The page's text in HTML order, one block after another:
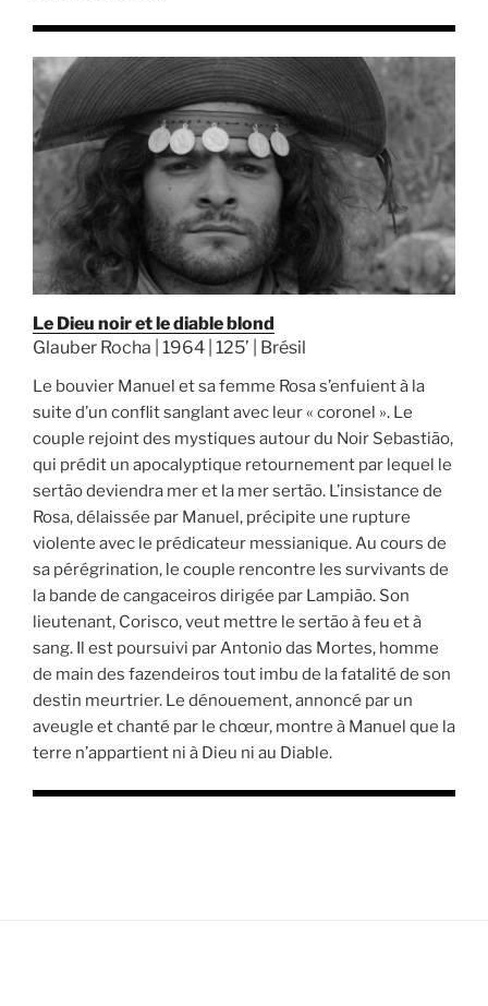
Le Dieu noir et le diable blond
Glauber Rocha | 1964 | 125’ | Brésil
Le bouvier Manuel et sa femme Rosa s’enfuient à la
suite d’un conflit sanglant avec leur « coronel ». Le
couple rejoint des mystiques autour du Noir Sebastião,
qui prédit un apocalyptique retournement par lequel le
sertão deviendra mer et la mer sertão. L’insistance de
Rosa, délaissée par Manuel, précipite une rupture
violente avec le prédicateur messianique. Au cours de
sa pérégrination, le couple rencontre les survivants de
la bande de cangaceiros dirigée par Lampião. Son
lieutenant, Corisco, veut mettre le sertão à feu et à
sang. Il est poursuivi par Antonio das Mortes, homme
de main des fazendeiros tout imbu de la fatalité de son
destin meurtrier. Le dénouement, annoncé par un
aveugle et chanté par le chœur, montre à Manuel que la
terre n’appartient ni à Dieu ni au Diable.